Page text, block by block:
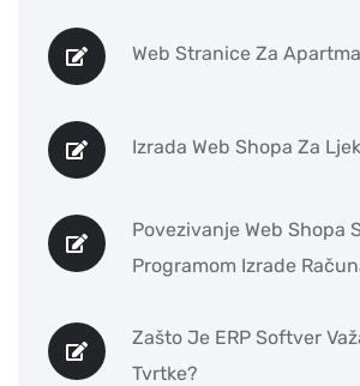
Web Stranice Za
Izrada Web Shopa Za
Povezivanje Web Shopa
Programom Izrade
Zašto Je ERP Softver
Tvrtke?